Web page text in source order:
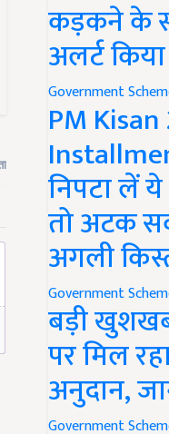
कड़कने के
अलर्ट
Government
PM
निपटा लें
तो अटक
अगली
Government
बड़ी
पर मिल
अनुदान,
Government